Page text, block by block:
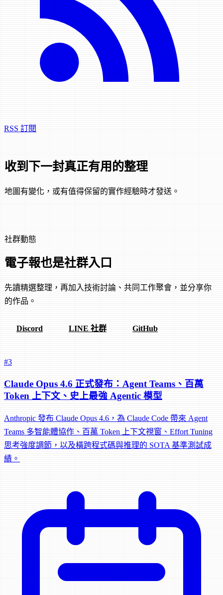
RSS 訂閱
收到下一封真正有用的整理
地圖有變化，或有值得保留的實作經驗時才發送。
社群動態
電子報也是社群入口
先讀精選整理，再加入技術討論、共同工作聚會，並分享你
的作品。
Discord LINE 社群 GitHub
#3
Claude Opus 4.6 正式發布：Agent Teams、百萬
Token 上下文、史上最強 Agentic 模型
Anthropic 發布 Claude Opus 4.6，為 Claude Code 帶來 Agent
Teams 多智能體協作、百萬 Token 上下文視窗、Effort Tuning
思考強度調節，以及橫跨程式碼與推理的 SOTA 基準測試成
績。